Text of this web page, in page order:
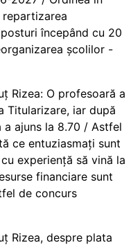
începând cu 20
școlilor -
Rizea: O profesoară a
Titularizare, iar după
ajuns la 8.70 / Astfel
ce entuziasmați sunt
experiență să vină la
financiare sunt
de concurs
Rizea, despre plata